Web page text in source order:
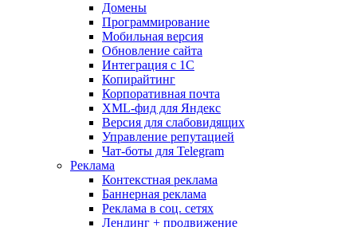
Домены
Программирование
Мобильная версия
Обновление сайта
Интеграция с 1С
Копирайтинг
Корпоративная почта
XML-фид для Яндекс
Версия для слабовидящих
Управление репутацией
Чат-боты для Telegram
Реклама
Контекстная реклама
Баннерная реклама
Реклама в соц. сетях
Лендинг + продвижение